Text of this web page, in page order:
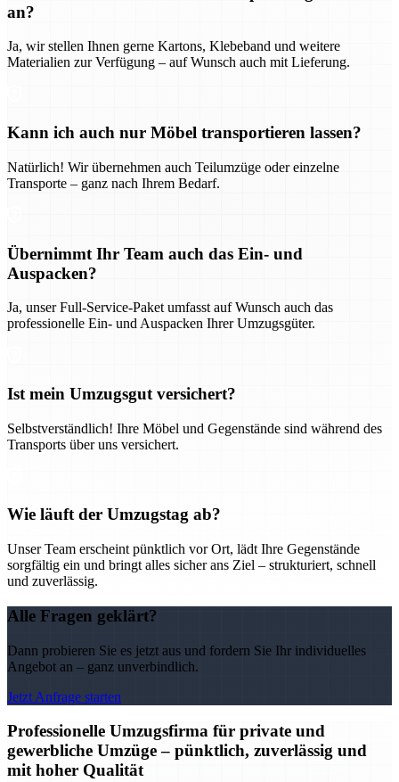
an?
Ja, wir stellen Ihnen gerne Kartons, Klebeband und weitere
Materialien zur Verfügung – auf Wunsch auch mit Lieferung.
Kann ich auch nur Möbel transportieren lassen?
Natürlich! Wir übernehmen auch Teilumzüge oder einzelne
Transporte – ganz nach Ihrem Bedarf.
Übernimmt Ihr Team auch das Ein- und
Auspacken?
Ja, unser Full-Service-Paket umfasst auf Wunsch auch das
professionelle Ein- und Auspacken Ihrer Umzugsgüter.
Ist mein Umzugsgut versichert?
Selbstverständlich! Ihre Möbel und Gegenstände sind während des
Transports über uns versichert.
Wie läuft der Umzugstag ab?
Unser Team erscheint pünktlich vor Ort, lädt Ihre Gegenstände
sorgfältig ein und bringt alles sicher ans Ziel – strukturiert, schnell
und zuverlässig.
Alle Fragen geklärt?
Dann probieren Sie es jetzt aus und fordern Sie Ihr individuelles
Angebot an – ganz unverbindlich.
Jetzt Anfrage starten
Professionelle Umzugsfirma für private und
gewerbliche Umzüge – pünktlich, zuverlässig und
mit hoher Qualität